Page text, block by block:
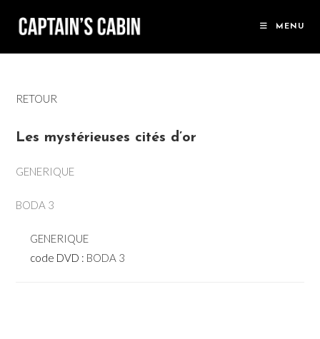
MENU
RETOUR
Les mystérieuses cités d’or
GENERIQUE
BODA 3
GENERIQUE
code DVD : BODA 3